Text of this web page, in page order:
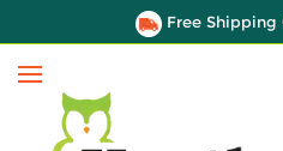
Free Shipping
Menu